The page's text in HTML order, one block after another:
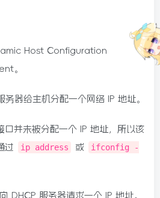
Host Configuration
。
务器给主机分配一个网络 IP 地址。
口并未被分配一个 IP 地址，所以该
过
ip address 或
ifconfig -
向 DHCP 服务器请求一个 IP 地址。